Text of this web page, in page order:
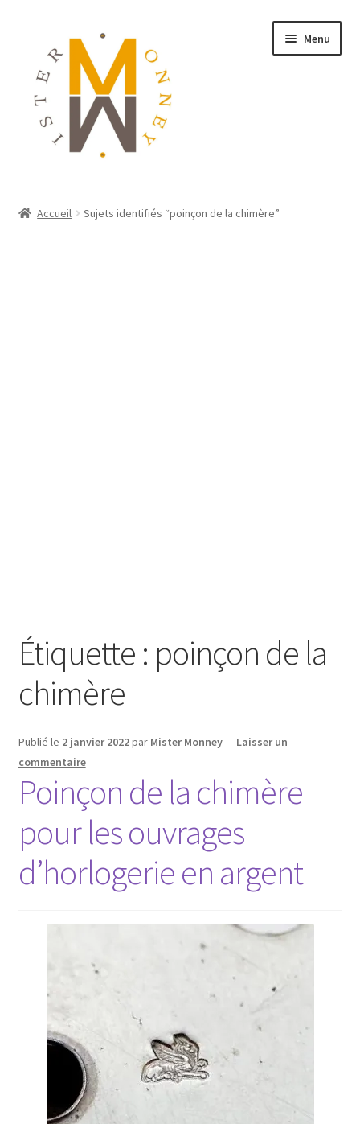
Menu
Accueil Sujets identifiés “poinçon de la chimère”
Étiquette : poinçon de la
chimère
Publié le 2 janvier 2022par Mister Monney— Laisser un
commentaire
Poinçon de la chimère
pour les ouvrages
d’horlogerie en argent